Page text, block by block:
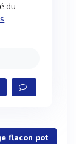
du
flacon pot